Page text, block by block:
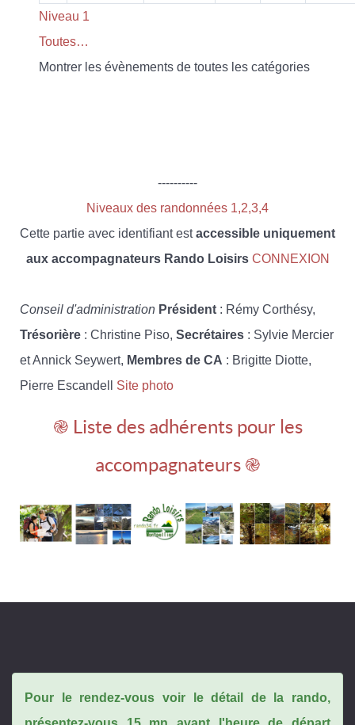
Niveau 1
Toutes…
Montrer les évènements de toutes les catégories
----------
Niveaux des randonnées 1,2,3,4
Cette partie avec identifiant estaccessible uniquement
aux accompagnateurs Rando Loisirs CONNEXION
Conseil d'administration Président : Rémy Corthésy,
Trésorière : Christine Piso, Secrétaires : Sylvie Mercier
et Annick Seywert, Membres de CA : Brigitte Diotte,
Pierre Escandell Site photo
֎ Liste des adhérents pour les
accompagnateurs ֎
Pour le rendez-vous voir le détail de la rando,